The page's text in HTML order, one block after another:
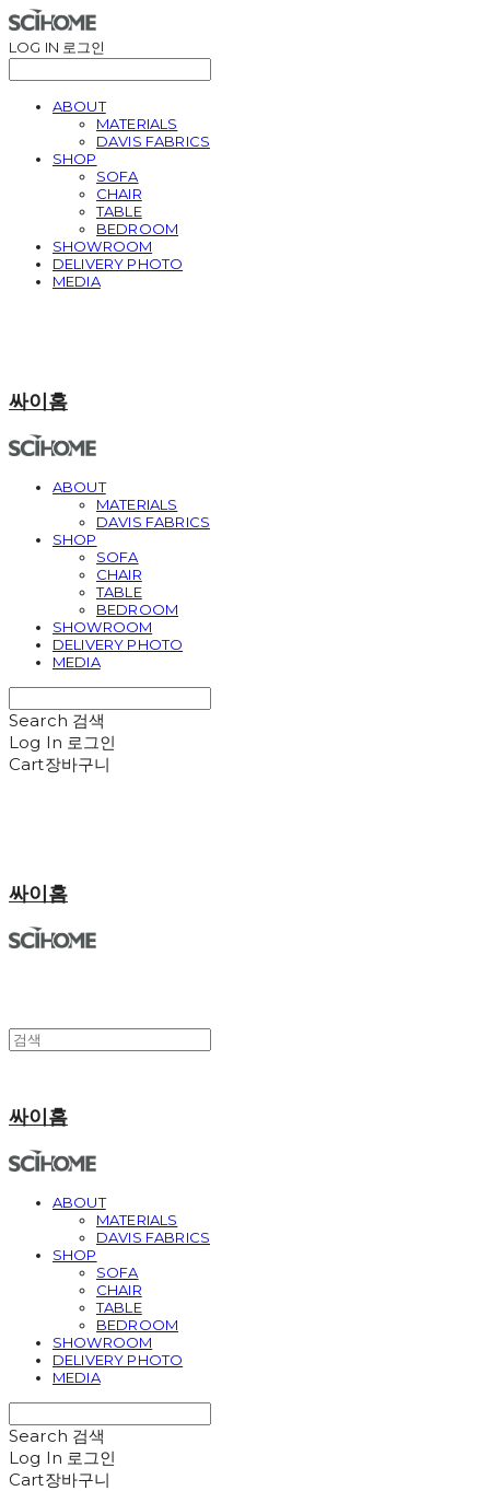
LOG IN 로그인
ABOUT
MATERIALS
DAVIS FABRICS
SHOP
SOFA
CHAIR
TABLE
BEDROOM
SHOWROOM
DELIVERY PHOTO
MEDIA
싸이홈
ABOUT
MATERIALS
DAVIS FABRICS
SHOP
SOFA
CHAIR
TABLE
BEDROOM
SHOWROOM
DELIVERY PHOTO
MEDIA
Search 검색
Log In 로그인
Cart장바구니
싸이홈
싸이홈
ABOUT
MATERIALS
DAVIS FABRICS
SHOP
SOFA
CHAIR
TABLE
BEDROOM
SHOWROOM
DELIVERY PHOTO
MEDIA
Search 검색
Log In 로그인
Cart장바구니